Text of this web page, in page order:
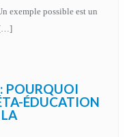
exemple possible est un
[…]
: POURQUOI
ÉDUCATION